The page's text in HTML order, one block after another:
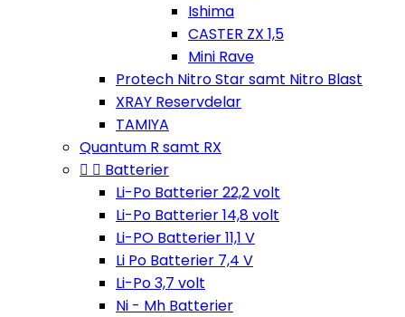
Ishima
CASTER ZX 1,5
Mini Rave
Protech Nitro Star samt Nitro Blast
XRAY Reservdelar
TAMIYA
Quantum R samt RX
  Batterier
Li-Po Batterier 22,2 volt
Li-Po Batterier 14,8 volt
Li-PO Batterier 11,1 V
Li Po Batterier 7,4 V
Li-Po 3,7 volt
Ni - Mh Batterier